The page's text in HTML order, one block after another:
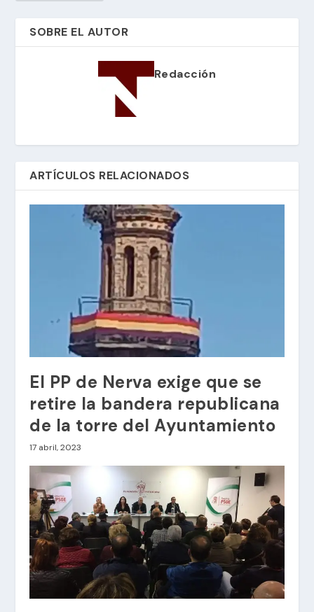
SOBRE EL AUTOR
Redacción
ARTÍCULOS RELACIONADOS
El PP de Nerva exige que se
retire la bandera republicana
de la torre del Ayuntamiento
17 abril, 2023